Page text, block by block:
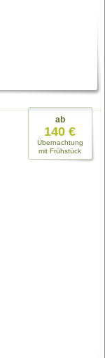
ab
140 €
Übernachtung
mit Frühstück